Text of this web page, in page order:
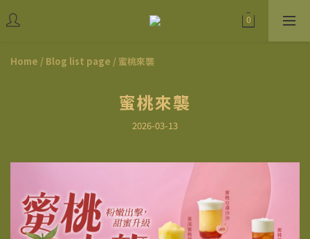
Home / Blog list page / 蜜桃來襲
蜜桃來襲
2026-03-13